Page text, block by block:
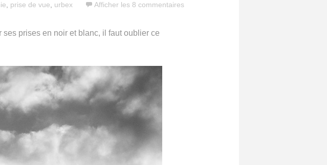
prise de vue urbex Afficher les 8 commentaires
prises en noir et blanc, il faut oublier ce